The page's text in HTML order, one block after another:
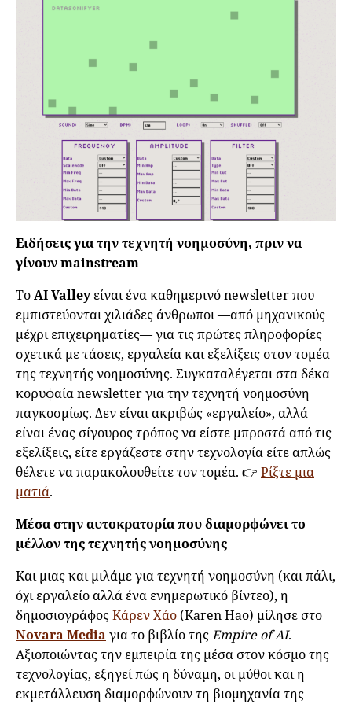
Ειδήσεις για την τεχνητή νοημοσύνη, πριν να
γίνουν mainstream
ΤοAI Valleyείναι ένα καθημερινό newsletter που
εμπιστεύονται χιλιάδες άνθρωποι —από μηχανικούς
μέχρι επιχειρηματίες— για τις πρώτες πληροφορίες
σχετικά με τάσεις, εργαλεία και εξελίξεις στον τομέα
της τεχνητής νοημοσύνης. Συγκαταλέγεται στα δέκα
κορυφαία newsletter για την τεχνητή νοημοσύνη
παγκοσμίως. Δεν είναι ακριβώς «εργαλείο», αλλά
είναι ένας σίγουρος τρόπος να είστε μπροστά από τις
εξελίξεις, είτε εργάζεστε στην τεχνολογία είτε απλώς
θέλετε να παρακολουθείτε τον τομέα. 👉 Ρίξτε μια
ματιά.
Μέσα στην αυτοκρατορία που διαμορφώνει το
μέλλον της τεχνητής νοημοσύνης
Και μιας και μιλάμε για τεχνητή νοημοσύνη (και πάλι,
όχι εργαλείο αλλά ένα ενημερωτικό βίντεο), η
δημοσιογράφοςΚάρεν Χάο (Karen Hao) μίλησε στο
Novara Media για το βιβλίο τηςEmpire of AI.
Αξιοποιώντας την εμπειρία της μέσα στον κόσμο της
τεχνολογίας, εξηγεί πώς η δύναμη, οι μύθοι και η
εκμετάλλευση διαμορφώνουν τη βιομηχανία της